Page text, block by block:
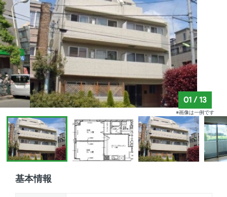
基本情報
01 /13
※画像は一例です